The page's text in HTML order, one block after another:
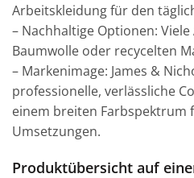
Arbeitskleidung für den
– Nachhaltige Optionen:
Baumwolle oder recycelten
– Markenimage: James &
professionelle, verlässliche
einem breiten Farbspektrum
Umsetzungen.
Produktübersicht auf